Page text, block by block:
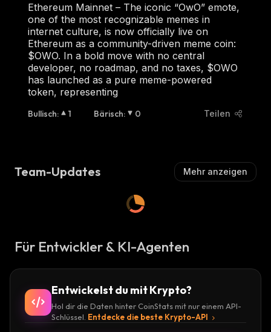
Ethereum Mainnet – The iconic “OwO” emote,
one of the most recognizable memes in
internet culture, is now officially live on
Ethereum as a community-driven meme coin:
$OWO. In a bold move with no central
developer, no roadmap, and no taxes, $OWO
has launched as a pure meme-powered
token, representing
Bullisch: 1 Bärisch: 0 Teilen
Team-Updates Mehr anzeigen
Für Entwickler & KI-Agenten
Entwickelst du mit Krypto?
Hol dir die Daten hinter CoinStats mit nur einem API-
Schlüssel. Entdecke die beste Krypto-API